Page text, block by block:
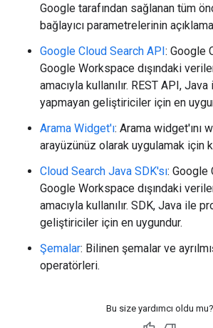
Google tarafından sağlanan tüm
bağlayıcı parametrelerinin
Google Cloud Search API: Google
Google Workspace dışındaki
amacıyla kullanılır. REST API,
yapmayan geliştiriciler için en
Arama Widget'ı: Arama widget'ını
arayüzünüz olarak uygulamak için
Cloud Search Java SDK'sı: Google
Google Workspace dışındaki
amacıyla kullanılır. SDK, Java ile
geliştiriciler için en uygundur.
Şemalar: Bilinen şemalar ve
operatörleri.
Bu size yardımcı oldu mu?